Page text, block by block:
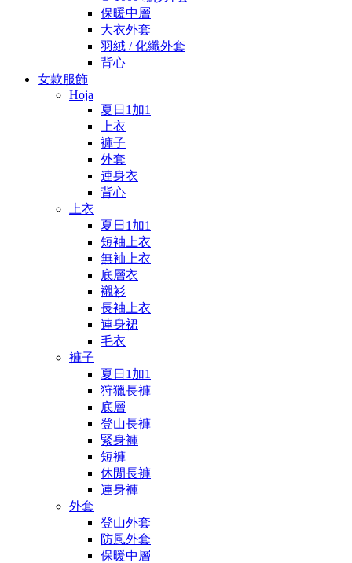
保暖中層
大衣外套
羽絨 / 化纖外套
背心
女款服飾
Hoja
夏日1加1
上衣
褲子
外套
連身衣
背心
上衣
夏日1加1
短袖上衣
無袖上衣
底層衣
襯衫
長袖上衣
連身裙
毛衣
褲子
夏日1加1
狩獵長褲
底層
登山長褲
緊身褲
短褲
休閒長褲
連身褲
外套
登山外套
防風外套
保暖中層